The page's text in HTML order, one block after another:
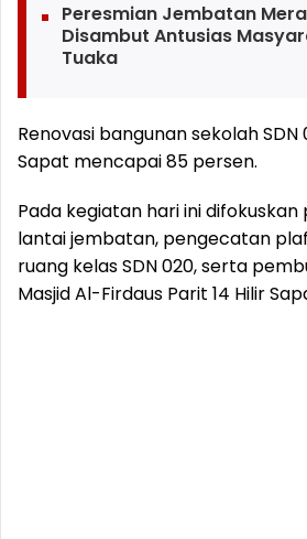
Peresmian Jembatan
Disambut Antusias
Tuaka
Renovasi bangunan sekolah
Sapat mencapai 85 persen.
Pada kegiatan hari ini
lantai jembatan, pengecatan
ruang kelas SDN 020, serta
Masjid Al-Firdaus Parit 14 Hilir